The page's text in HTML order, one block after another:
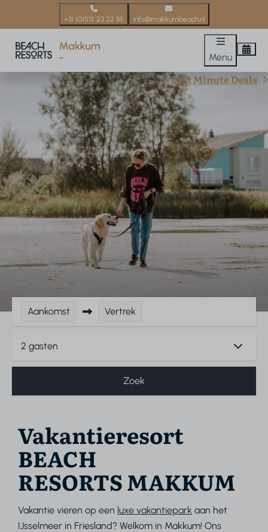
+31 (0)515 23 22 85 info@makkumbeach.nl
Menu
Last Minute Deals
Aankomst Vertrek
2 gasten
Zoek
Vakantieresort
BEACH
RESORTS MAKKUM
Vakantie vieren op een luxe vakantiepark aan het
IJsselmeer in Friesland? Welkom in Makkum! Ons